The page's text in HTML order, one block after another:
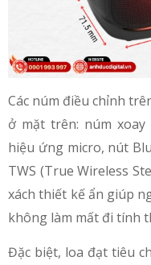
Các núm điều chỉnh
ở mặt trên: núm
hiệu ứng micro, nút
TWS (True Wireless
xách thiết kế ẩn giúp
không làm mất đi tính
Đặc biệt, loa đạt tiêu